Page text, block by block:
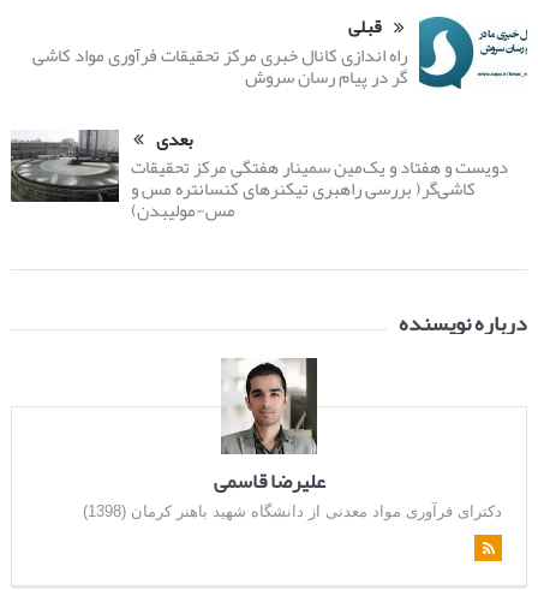
قبلی
راه اندازی کانال خبری مرکز تحقیقات فرآوری مواد کاشی
گر در پیام رسان سروش
بعدی
دویست و هفتاد و یک‌مین سمینار هفتگی مرکز تحقیقات
کاشی‌گر( بررسی راهبری تیکنرهای کنسانتره مس و
مس-مولیبدن)
درباره نویسنده
علیرضا قاسمی
دکترای فرآوری مواد معدنی از دانشگاه شهید باهنر کرمان (1398)